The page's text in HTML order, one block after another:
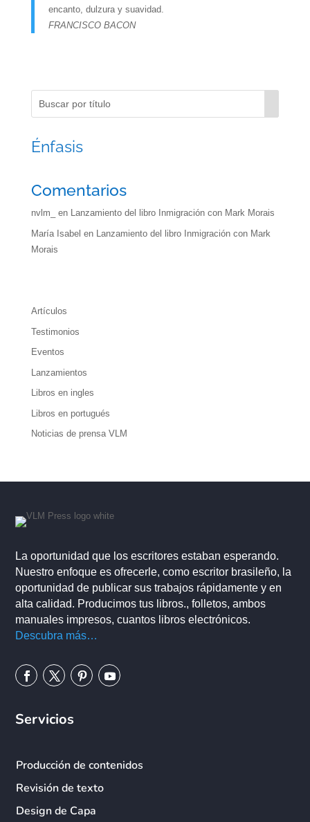
encanto, dulzura y suavidad.
FRANCISCO BACON
Énfasis
Comentarios
nvlm_ en Lanzamiento del libro Inmigración con Mark Morais
María Isabel en
Lanzamiento del libro Inmigración con Mark
Morais
Artículos
Testimonios
Eventos
Lanzamientos
Libros en ingles
Libros en portugués
Noticias de prensa VLM
La oportunidad que los escritores estaban esperando.
Nuestro enfoque es ofrecerle, como escritor brasileño, la
oportunidad de publicar sus trabajos rápidamente y en
alta calidad. Producimos tus libros., folletos, ambos
manuales impresos, cuantos libros electrónicos.
Descubra más…
Servicios
Producción de contenidos
Revisión de texto
Design de Capa